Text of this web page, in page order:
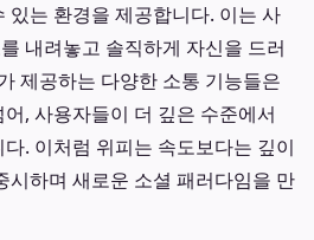
있는 환경을 제공합니다. 이는 사
내려놓고 솔직하게 자신을 드러
제공하는 다양한 소통 기능들은
, 사용자들이 더 깊은 수준에서
. 이처럼 위피는 속도보다는 깊이
시하며 새로운 소셜 패러다임을 만